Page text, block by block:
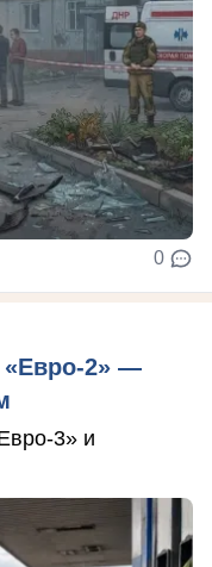
0
«Евро-2» —
3» и